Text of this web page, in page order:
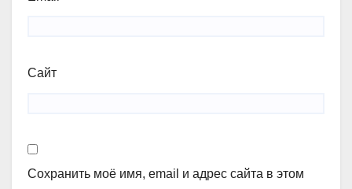
Сайт
Сохранить моё имя, email и адрес сайта в этом